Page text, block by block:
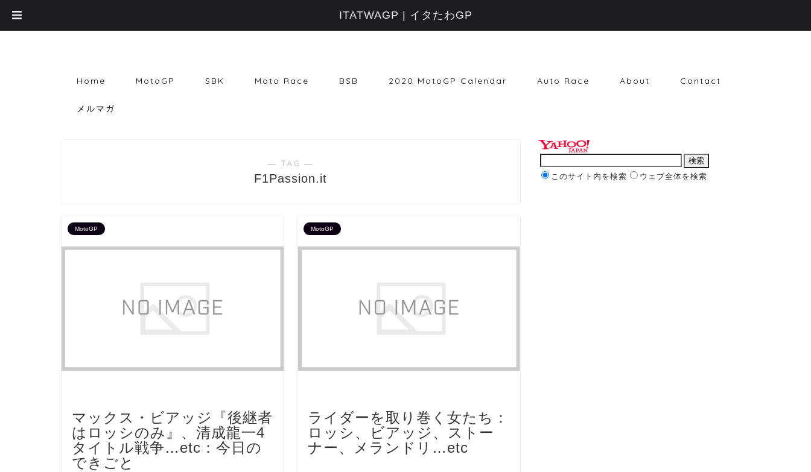
Home MotoGP SBK Moto Race BSB 2020 MotoGP Calendar Auto Race About Contact
メルマガ
― TAG ―
F1Passion.it
MotoGP
マックス・ビアッジ『後継者
はロッシのみ』、清成龍一4
タイトル戦争…etc：今日の
できごと
MotoGP
ライダーを取り巻く女たち：
ロッシ、ビアッジ、ストー
ナー、メランドリ…etc
このサイト内を検索 ウェブ全体を検索
ITATWAGP | イタたわGP